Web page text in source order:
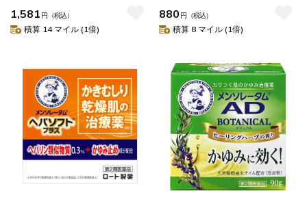
1,581 円 （税込）
積算 14 マイル (1倍)
880 円 （税込）
積算 8 マイル (1倍)